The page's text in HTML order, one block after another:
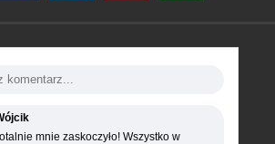
mnie zaskoczyło! Wszystko w